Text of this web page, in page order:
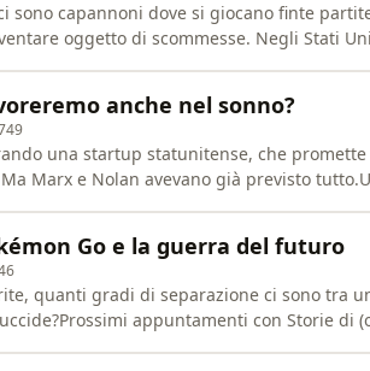
sono capannoni dove si giocano finte
oggetto di scommesse. Negli Stati
anche nel sonno?
una startup statunitense, che
Marx e Nolan avevano già previsto
Go e la guerra del futuro
quanti gradi di separazione ci sono tra
appuntamenti con Storie di